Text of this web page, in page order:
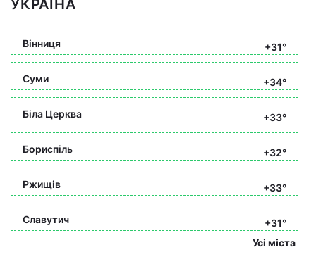
УКРАЇНА
Вінниця +31°
Суми +34°
Біла Церква +33°
Бориспіль +32°
Ржищів +33°
Славутич
+31°
Усі міста